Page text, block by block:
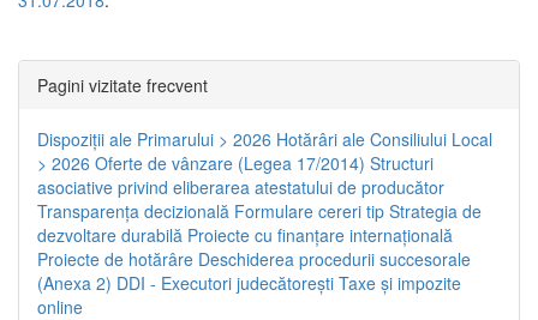
Pagini vizitate frecvent
Dispoziţii ale Primarului > 2026 Hotărâri ale Consiliului Local
> 2026 Oferte de vânzare (Legea 17/2014) Structuri
asociative privind eliberarea atestatului de producător
Transparenţa decizională Formulare cereri tip Strategia de
dezvoltare durabilă Proiecte cu finanţare internaţională
Proiecte de hotărâre Deschiderea procedurii succesorale
(Anexa 2) DDI - Executori judecătorești Taxe şi impozite
online